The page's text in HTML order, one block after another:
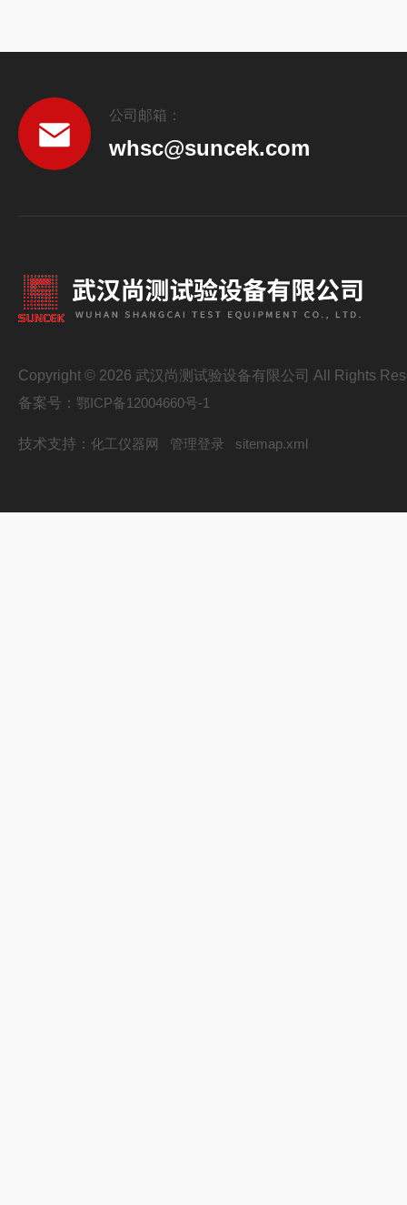
公司邮箱：
whsc@suncek.com
Copyright © 2026 武汉尚测试验设备有限公司 All Rights
备案号： 鄂ICP备12004660号-1
技术支持： 化工仪器网 管理登录 sitemap.xml